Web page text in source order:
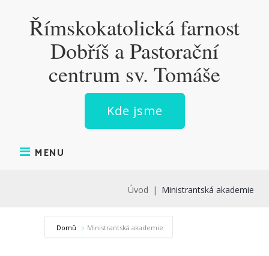
Římskokatolická farnost
Dobříš a Pastorační
centrum sv. Tomáše
Kde jsme
MENU
Úvod | Ministrantská akademie
Domů Ministrantská akademie